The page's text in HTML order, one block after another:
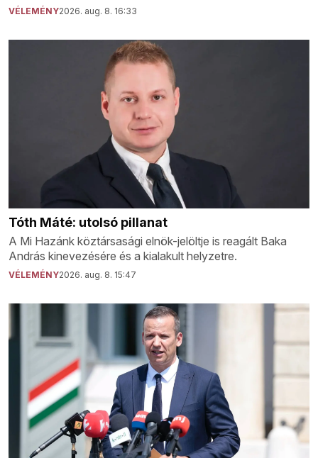
VÉLEMÉNY2026. aug. 8. 16:33
Tóth Máté: utolsó pillanat
A Mi Hazánk köztársasági elnök-jelöltje is reagált Baka
András kinevezésére és a kialakult helyzetre.
VÉLEMÉNY2026. aug. 8. 15:47